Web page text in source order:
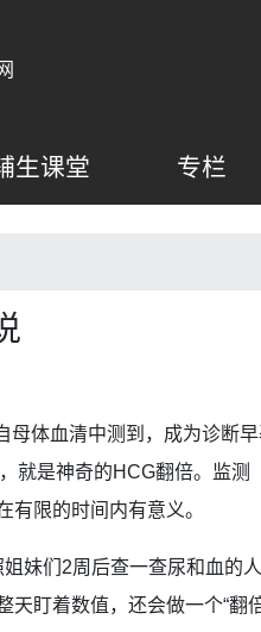
生课堂 专栏
母体血清中测到，成为诊断
就是神奇的HCG翻倍。监测
限的时间内有意义。
妹们2周后查一查尿和血的
天盯着数值，还会做一个“翻